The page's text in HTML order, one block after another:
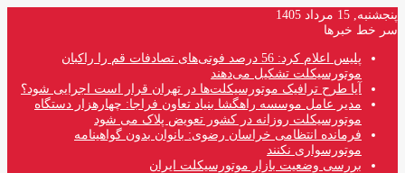
پنجشنبه, 15 مرداد 1405
سر خط خبرها
پلیس اعلام کرد: 56 درصد فوتی‌های تصادفات قم را راکبان
موتورسیکلت تشکیل می‌دهند
آیا طرح ترافیک موتورسیکلت‌ها در تهران قرار است اجرایی شود؟
مدیر عامل موسسه راهگشا بنیاد تعاون فراجا: چهارهزار دستگاه
موتورسیکلت روزانه در کشور تعویض پلاک می شود
فرمانده انتظامی خراسان رضوی: بانوان بدون گواهینامه
موتورسواری نکنند
بررسی وضعیت بازار موتورسیکلت ایران